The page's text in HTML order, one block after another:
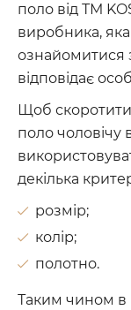
поло від ТМ
виробника, яка
ознайомитися
відповідає
Щоб
поло чоловічу
декілька
розмір;
колір;
полотно.
Таким чином в